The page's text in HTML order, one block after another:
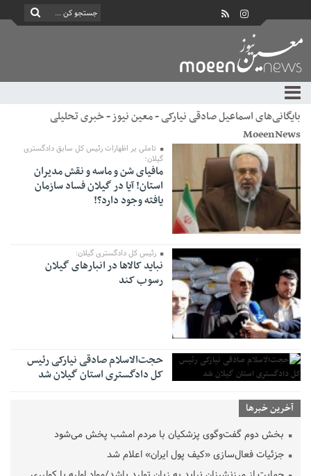
بایگانی‌های اسماعیل صادقی نیارکی - معین نیوز - خبری تحلیلی
MoeenNews
تاملی بر اظهارات رئیس کل سابق دادگستری
گیلان؛
مافیای شن و ماسه و نقش مدیران
استان! آیا در گیلان فساد سازمان
یافته وجود دارد؟!
رئیس کل دادگستری گیلان:
نباید کالاها در انبارهای گیلان
رسوب کند
حجت‌الاسلام صادقی نیارکی رئیس
کل دادگستری استان گیلان شد
آخرین خبرها
بخش دوم گفت‌وگوی پزشکیان با مردم امشب پخش می‌شود
جزئیات فعال‌سازی «کیف پول ایران» اعلام شد